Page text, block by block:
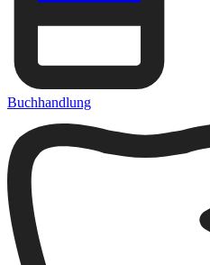
Buchhandlung